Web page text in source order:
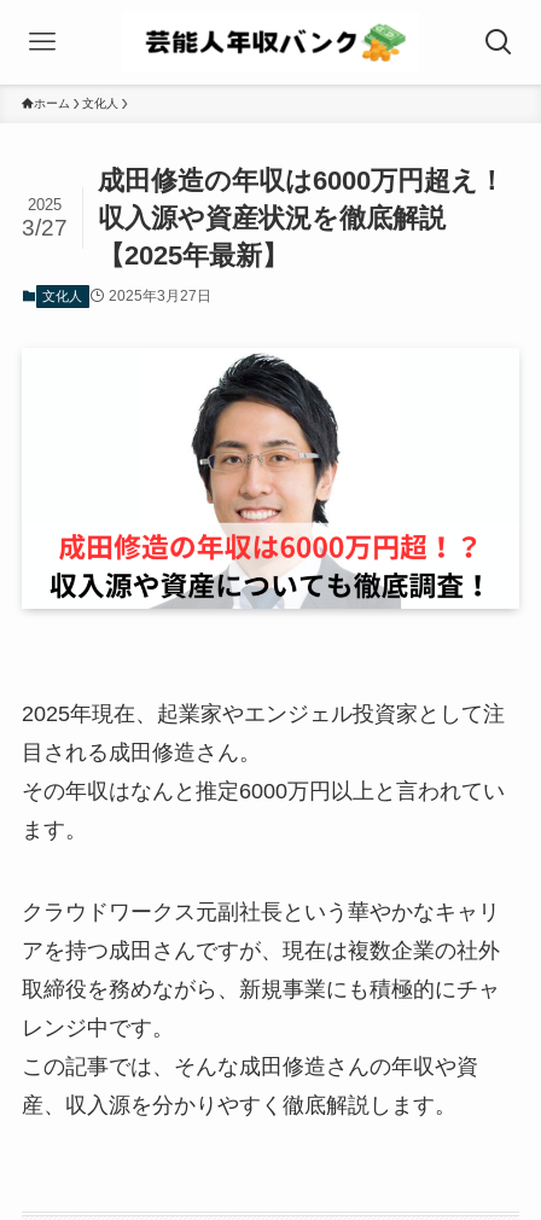
ホーム 文化人
成田修造の年収は6000万円超え！
収入源や資産状況を徹底解説
【2025年最新】
2025
3/27
文化人 2025年3月27日
2025年現在、起業家やエンジェル投資家として注
目される成田修造さん。
その年収はなんと推定6000万円以上と言われてい
ます。
クラウドワークス元副社長という華やかなキャリ
アを持つ成田さんですが、現在は複数企業の社外
取締役を務めながら、新規事業にも積極的にチャ
レンジ中です。
この記事では、そんな成田修造さんの年収や資
産、収入源を分かりやすく徹底解説します。